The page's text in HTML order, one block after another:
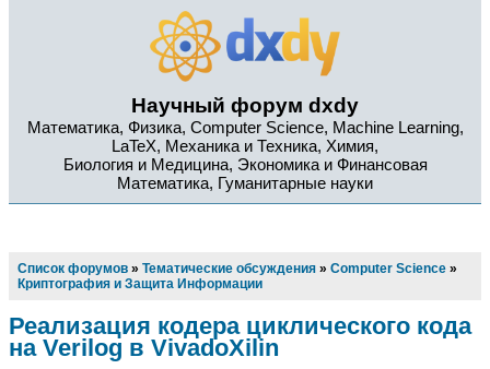
Научный форум dxdy
Математика, Физика, Computer Science, Machine Learning,
LaTeX, Механика и Техника, Химия,
Биология и Медицина, Экономика и Финансовая
Математика, Гуманитарные науки
Список форумов » Тематические обсуждения » Computer Science »
Криптография и Защита Информации
Реализация кодера циклического кода
на Verilog в VivadoXilin